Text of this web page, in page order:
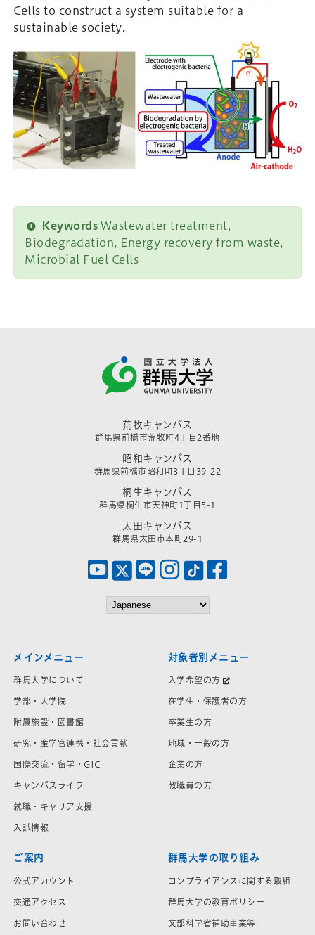
Cells to construct a system suitable for a
sustainable society.
Keywords Wastewater treatment,
Biodegradation, Energy recovery from waste,
Microbial Fuel Cells
荒牧キャンパス
群馬県前橋市荒牧町4丁目2番地
昭和キャンパス
群馬県前橋市昭和町3丁目39-22
桐生キャンパス
群馬県桐生市天神町1丁目5-1
太田キャンパス
群馬県太田市本町29-1
メインメニュー
群馬大学について
学部・大学院
附属施設・図書館
研究・産学官連携・社会貢献
国際交流・留学・GIC
キャンパスライフ
就職・キャリア支援
入試情報
対象者別メニュー
入学希望の方
在学生・保護者の方
卒業生の方
地域・一般の方
企業の方
教職員の方
ご案内
公式アカウント
交通アクセス
お問い合わせ
群馬大学の取り組み
コンプライアンスに関する取組
群馬大学の教育ポリシー
文部科学省補助事業等